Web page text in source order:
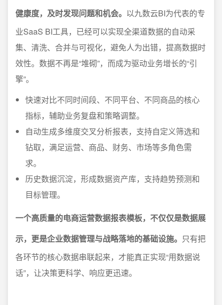
健康度，及时发现问题和机会。 以九数云BI为代表的专
业SaaS BI工具，已经可以实现全渠道数据的自动采
集、清洗、合并与可视化，避免人为出错，提高数据时
效性。数据不再是“堆砌”，而成为驱动业务增长的“引
擎”。
快速对比不同时间段、不同平台、不同商品的核心
指标，辅助业务复盘和策略调整。
自动生成多维度交叉分析报表，支持自定义筛选和
钻取，满足运营、商品、财务、市场等多角色需
求。
历史数据沉淀，形成数据资产库，支持趋势预测和
目标管理。
一个高质量的电商运营数据报表模板，不仅仅是数据展
示，更是企业数据管理与战略落地的基础设施。 只有把
各环节的核心数据串联起来，才能真正实现“用数据说
话”，让决策更科学、响应更迅速。